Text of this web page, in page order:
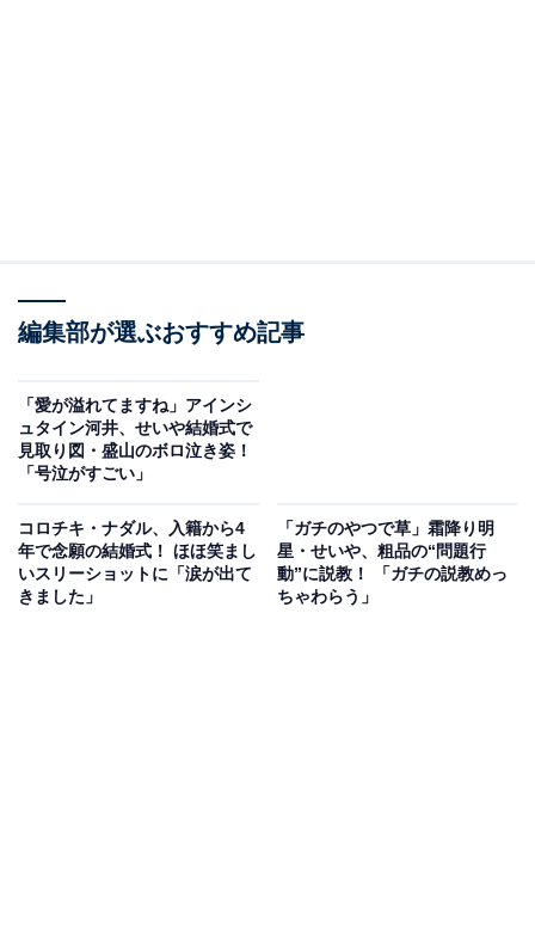
編集部が選ぶおすすめ記事
「愛が溢れてますね」アインシ
ュタイン河井、せいや結婚式で
見取り図・盛山のボロ泣き姿！
「号泣がすごい」
コロチキ・ナダル、入籍から4
年で念願の結婚式！ ほほ笑まし
いスリーショットに「涙が出て
きました」
「ガチのやつで草」霜降り明
星・せいや、粗品の“問題行
動”に説教！ 「ガチの説教めっ
ちゃわらう」